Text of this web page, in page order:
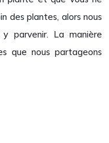
des plantes, alors nous
parvenir. La manière
que nous partageons